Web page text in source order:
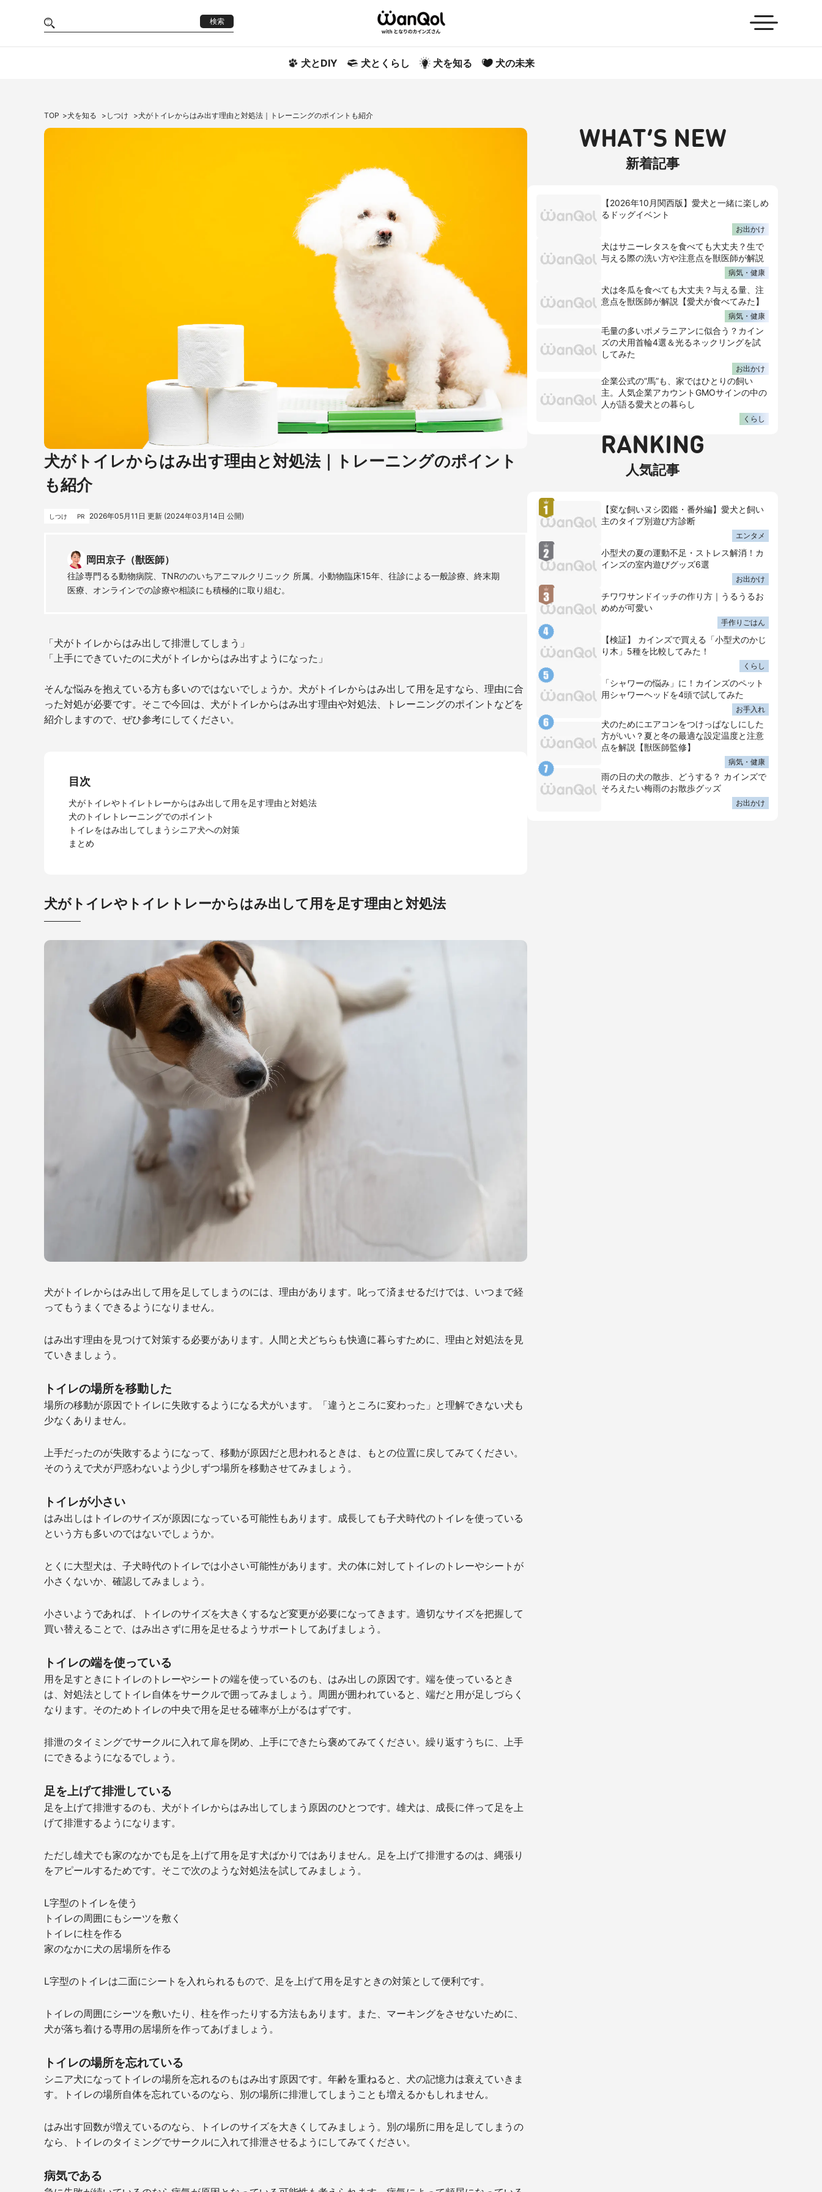
検索
犬とDIY 犬とくらし 犬を知る 犬の未来
TOP 犬を知る しつけ 犬がトイレからはみ出す理由と対処法｜トレーニングのポイントも紹介
犬がトイレからはみ出す理由と対処法｜トレーニングのポイント
も紹介
しつけ PR 2026年05月11日 更新 (2024年03月14日 公開)
岡田京子（獣医師）
往診専門るる動物病院、TNRののいちアニマルクリニック 所属。小動物臨床15年、往診による一般診療、終末期
医療、オンラインでの診療や相談にも積極的に取り組む。
「犬がトイレからはみ出して排泄してしまう」
「上手にできていたのに犬がトイレからはみ出すようになった」
そんな悩みを抱えている方も多いのではないでしょうか。犬がトイレからはみ出して用を足すなら、理由に合
った対処が必要です。そこで今回は、犬がトイレからはみ出す理由や対処法、トレーニングのポイントなどを
紹介しますので、ぜひ参考にしてください。
目次
犬がトイレやトイレトレーからはみ出して用を足す理由と対処法
犬のトイレトレーニングでのポイント
トイレをはみ出してしまうシニア犬への対策
まとめ
犬がトイレやトイレトレーからはみ出して用を足す理由と対処法
犬がトイレからはみ出して用を足してしまうのには、理由があります。叱って済ませるだけでは、いつまで経
ってもうまくできるようになりません。
はみ出す理由を見つけて対策する必要があります。人間と犬どちらも快適に暮らすために、理由と対処法を見
ていきましょう。
トイレの場所を移動した
場所の移動が原因でトイレに失敗するようになる犬がいます。「違うところに変わった」と理解できない犬も
少なくありません。
上手だったのが失敗するようになって、移動が原因だと思われるときは、もとの位置に戻してみてください。
そのうえで犬が戸惑わないよう少しずつ場所を移動させてみましょう。
トイレが小さい
はみ出しはトイレのサイズが原因になっている可能性もあります。成長しても子犬時代のトイレを使っている
という方も多いのではないでしょうか。
とくに大型犬は、子犬時代のトイレでは小さい可能性があります。犬の体に対してトイレのトレーやシートが
小さくないか、確認してみましょう。
小さいようであれば、トイレのサイズを大きくするなど変更が必要になってきます。適切なサイズを把握して
買い替えることで、はみ出さずに用を足せるようサポートしてあげましょう。
トイレの端を使っている
用を足すときにトイレのトレーやシートの端を使っているのも、はみ出しの原因です。端を使っているとき
は、対処法としてトイレ自体をサークルで囲ってみましょう。周囲が囲われていると、端だと用が足しづらく
なります。そのためトイレの中央で用を足せる確率が上がるはずです。
排泄のタイミングでサークルに入れて扉を閉め、上手にできたら褒めてみてください。繰り返すうちに、上手
にできるようになるでしょう。
足を上げて排泄している
足を上げて排泄するのも、犬がトイレからはみ出してしまう原因のひとつです。雄犬は、成長に伴って足を上
げて排泄するようになります。
ただし雄犬でも家のなかでも足を上げて用を足す犬ばかりではありません。足を上げて排泄するのは、縄張り
をアピールするためです。そこで次のような対処法を試してみましょう。
L字型のトイレを使う
トイレの周囲にもシーツを敷く
トイレに柱を作る
家のなかに犬の居場所を作る
L字型のトイレは二面にシートを入れられるもので、足を上げて用を足すときの対策として便利です。
トイレの周囲にシーツを敷いたり、柱を作ったりする方法もあります。また、マーキングをさせないために、
犬が落ち着ける専用の居場所を作ってあげましょう。
トイレの場所を忘れている
シニア犬になってトイレの場所を忘れるのもはみ出す原因です。年齢を重ねると、犬の記憶力は衰えていきま
す。トイレの場所自体を忘れているのなら、別の場所に排泄してしまうことも増えるかもしれません。
はみ出す回数が増えているのなら、トイレのサイズを大きくしてみましょう。別の場所に用を足してしまうの
なら、トイレのタイミングでサークルに入れて排泄させるようにしてみてください。
病気である
WHAT’S NEW
新着記事
【2026年10月関西版】愛犬と一緒に楽しめ
るドッグイベント
お出かけ
犬はサニーレタスを食べても大丈夫？生で
与える際の洗い方や注意点を獣医師が解説
病気・健康
犬は冬瓜を食べても大丈夫？与える量、注
意点を獣医師が解説【愛犬が食べてみた】
病気・健康
毛量の多いポメラニアンに似合う？カイン
ズの犬用首輪4選＆光るネックリングを試
してみた
お出かけ
企業公式の“馬”も、家ではひとりの飼い
主。人気企業アカウントGMOサインの中の
人が語る愛犬との暮らし
くらし
RANKING
人気記事
【変な飼いヌシ図鑑・番外編】愛犬と飼い
主のタイプ別遊び方診断
エンタメ
小型犬の夏の運動不足・ストレス解消！カ
インズの室内遊びグッズ6選
お出かけ
チワワサンドイッチの作り方｜うるうるお
めめが可愛い
手作りごはん
【検証】 カインズで買える「小型犬のかじ
り木」5種を比較してみた！
くらし
「シャワーの悩み」に！カインズのペット
用シャワーヘッドを4頭で試してみた
お手入れ
犬のためにエアコンをつけっぱなしにした
方がいい？夏と冬の最適な設定温度と注意
点を解説【獣医師監修】
病気・健康
雨の日の犬の散歩、どうする？ カインズで
そろえたい梅雨のお散歩グッズ
お出かけ